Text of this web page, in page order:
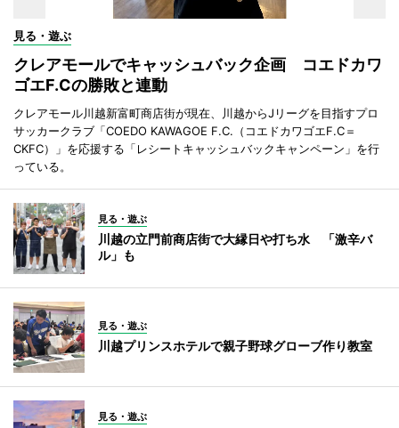
見る・遊ぶ
クレアモールでキャッシュバック企画 コエドカワ
ゴエF.Cの勝敗と連動
クレアモール川越新富町商店街が現在、川越からJリーグを目指すプロ
サッカークラブ「COEDO KAWAGOE F.C.（コエドカワゴエF.C＝
CKFC）」を応援する「レシートキャッシュバックキャンペーン」を行
っている。
見る・遊ぶ
川越の立門前商店街で大縁日や打ち水 「激辛バ
ル」も
見る・遊ぶ
川越プリンスホテルで親子野球グローブ作り教室
見る・遊ぶ